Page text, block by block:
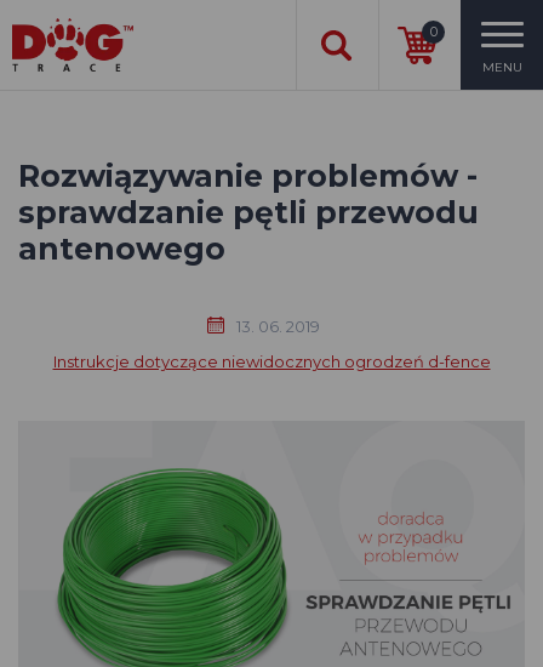
0
MENU
Rozwiązywanie problemów -
sprawdzanie pętli przewodu
antenowego
13. 06. 2019
Instrukcje dotyczące niewidocznych ogrodzeń d-fence